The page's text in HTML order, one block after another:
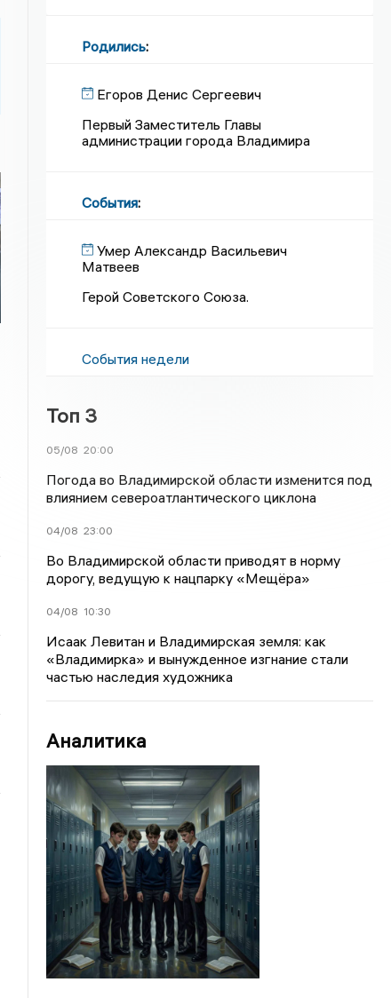
Родились:
Егоров Денис Сергеевич
Первый Заместитель Главы
администрации города Владимира
События:
Умер Александр Васильевич
Матвеев
Герой Советского Союза.
События недели
Топ 3
05/08 20:00
Погода во Владимирской области изменится под
влиянием североатлантического циклона
04/08 23:00
Во Владимирской области приводят в норму
дорогу, ведущую к нацпарку «Мещёра»
04/08 10:30
Исаак Левитан и Владимирская земля: как
«Владимирка» и вынужденное изгнание стали
частью наследия художника
Аналитика